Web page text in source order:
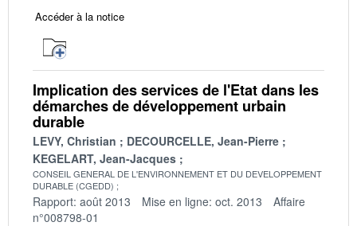
Accéder à la notice
Implication des services de l'Etat dans les
démarches de développement urbain
durable
LEVY, Christian
DECOURCELLE, Jean-Pierre
KEGELART, Jean-Jacques
CONSEIL GENERAL DE L'ENVIRONNEMENT ET DU DEVELOPPEMENT
DURABLE (CGEDD)
Rapport: août 2013 Mise en ligne: oct. 2013
Affaire
n°008798-01